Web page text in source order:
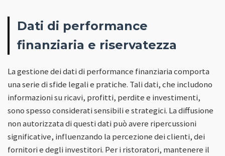
Dati di performance
finanziaria e riservatezza
La gestione dei dati di performance finanziaria comporta
una serie di sfide legali e pratiche. Tali dati, che includono
informazioni su ricavi, profitti, perdite e investimenti,
sono spesso considerati sensibili e strategici. La diffusione
non autorizzata di questi dati può avere ripercussioni
significative, influenzando la percezione dei clienti, dei
fornitori e degli investitori. Per i ristoratori, mantenere il